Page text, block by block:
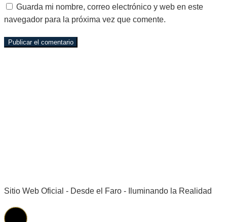
Guarda mi nombre, correo electrónico y web en este
navegador para la próxima vez que comente.
Sitio Web Oficial - Desde el Faro - Iluminando la Realidad